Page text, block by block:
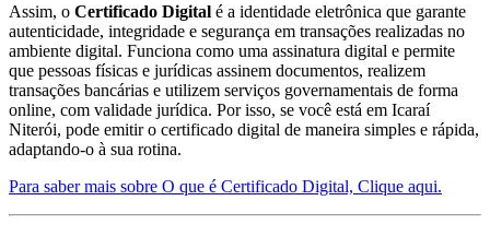
Assim, o Certificado Digital é a identidade eletrônica que garante
autenticidade, integridade e segurança em transações realizadas no
ambiente digital. Funciona como uma assinatura digital e permite
que pessoas físicas e jurídicas assinem documentos, realizem
transações bancárias e utilizem serviços governamentais de forma
online, com validade jurídica. Por isso, se você está em Icaraí
Niterói, pode emitir o certificado digital de maneira simples e rápida,
adaptando-o à sua rotina.
Para saber mais sobre O que é Certificado Digital, Clique aqui.